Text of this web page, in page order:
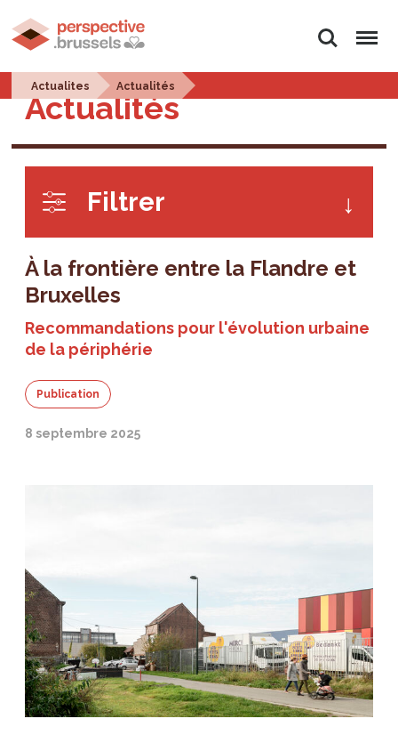
Rechercher
Menu
Actualites Actualités
Actualités
Filtrer
À la frontière entre la Flandre et
Bruxelles
Recommandations pour l'évolution urbaine
de la périphérie
Publication
8 septembre 2025